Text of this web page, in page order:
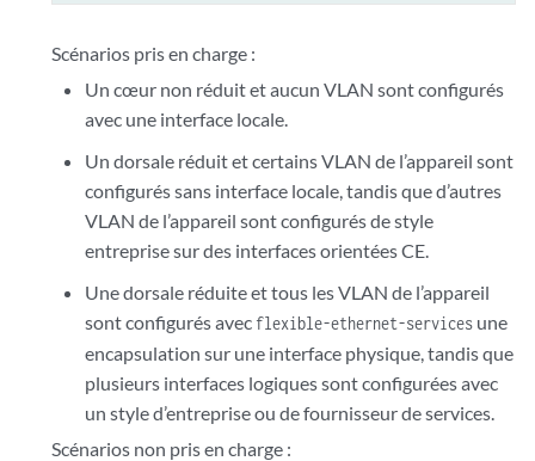
Scénarios pris en charge :
Un cœur non réduit et aucun VLAN sont configurés
avec une interface locale.
Un dorsale réduit et certains VLAN de l’appareil sont
configurés sans interface locale, tandis que d’autres
VLAN de l’appareil sont configurés de style
entreprise sur des interfaces orientées CE.
Une dorsale réduite et tous les VLAN de l’appareil
sont configurés avec flexible-ethernet-servicesune
encapsulation sur une interface physique, tandis que
plusieurs interfaces logiques sont configurées avec
un style d’entreprise ou de fournisseur de services.
Scénarios non pris en charge :